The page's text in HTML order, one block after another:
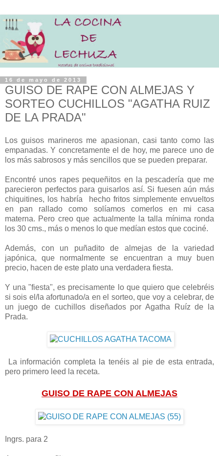
16 de mayo de 2013
GUISO DE RAPE CON ALMEJAS Y
SORTEO CUCHILLOS "AGATHA RUIZ
DE LA PRADA"
Los guisos marineros me apasionan, casi tanto como las
empanadas. Y concretamente el de hoy, me parece uno de
los más sabrosos y más sencillos que se pueden preparar.
Encontré unos rapes pequeñitos en la pescadería que me
parecieron perfectos para guisarlos así. Si fuesen aún más
chiquitines, los habría hecho fritos simplemente envueltos
en pan rallado como solíamos comerlos en mi casa
materna. Pero creo que actualmente la talla mínima ronda
los 30 cms., más o menos lo que medían estos que cociné.
Además, con un puñadito de almejas de la variedad
japónica, que normalmente se encuentran a muy buen
precio, hacen de este plato una verdadera fiesta.
Y una "fiesta", es precisamente lo que quiero que celebréis
si sois el/la afortunado/a en el sorteo, que voy a celebrar, de
un juego de cuchillos diseñados por Agatha Ruíz de la
Prada.
La información completa la tenéis al pie de esta entrada,
pero primero leed la receta.
GUISO DE RAPE CON ALMEJAS
Ingrs. para 2